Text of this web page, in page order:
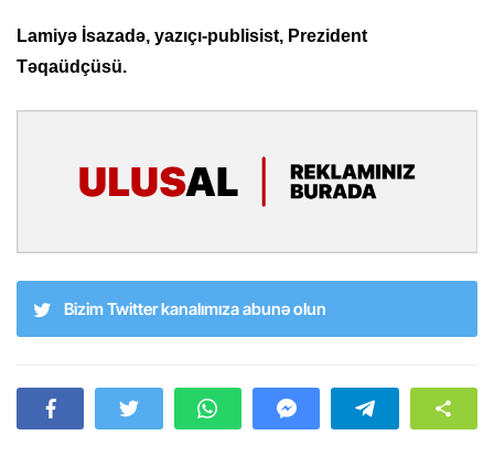
Lamiyə İsazadə, yazıçı-publisist, Prezident
Təqaüdçüsü.
Bizim Twitter kanalımıza abunə olun